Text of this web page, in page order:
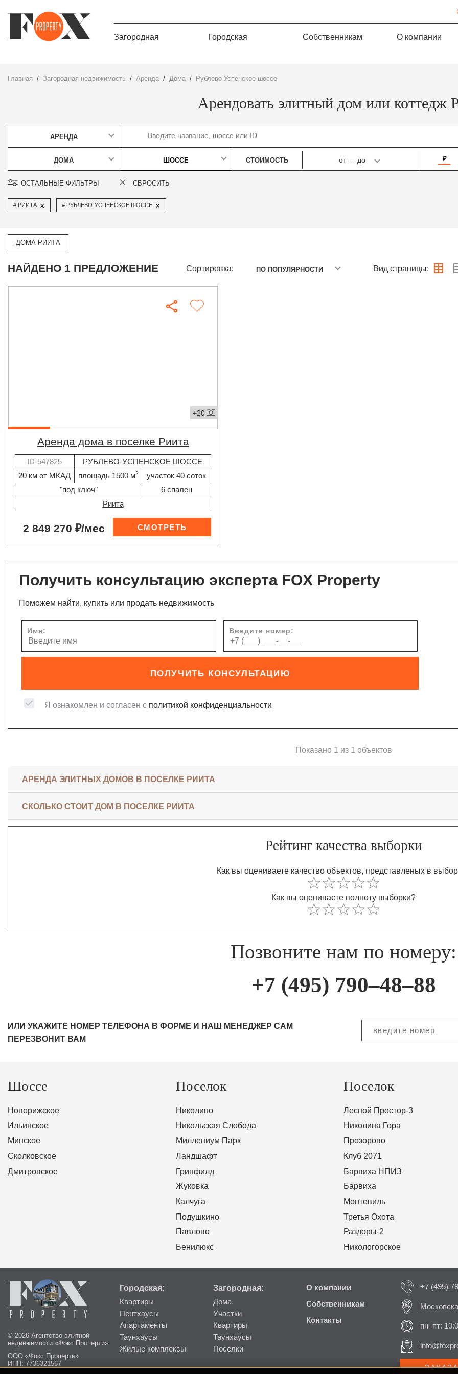
Загородная Городская Собственникам О компании
Главная Загородная недвижимость Аренда дома Рублево-Успенское шоссе
Арендовать элитный дом или коттедж
АРЕНДА
ДОМА ШОССЕ СТОИМОСТЬ от—до ₽
ОСТАЛЬНЫЕ ФИЛЬТРЫ СБРОСИТЬ
РИИТА × РУБЛЕВО-УСПЕНСКОЕ ШОССЕ ×
ДОМА РИИТА
НАЙДЕНО 1 ПРЕДЛОЖЕНИЕ Сортировка: ПО ПОПУЛЯРНОСТИ Вид страницы:
+20
Аренда дома в поселке Риита
ID-547825
РУБЛЕВО-УСПЕНСКОЕ ШОССЕ
20 км от МКАД
площадь 1500 м2
участок 40 соток
"под ключ"
6 спален
Риита
2 849 270 ₽/мес
Получить консультацию эксперта FOX Property
Поможем найти, купить или продать недвижимость
Имя: Введите номер:
ПОЛУЧИТЬ КОНСУЛЬТАЦИЮ
Я ознакомлен и согласен с политикой конфиденциальности
Показано 1 из 1 объектов
АРЕНДА ЭЛИТНЫХ ДОМОВ В ПОСЕЛКЕ РИИТА
СКОЛЬКО СТОИТ ДОМ В ПОСЕЛКЕ РИИТА
Рейтинг качества выборки
Как вы оцениваете качество объектов, представленых в
Как вы оцениваете полноту выборки?
Позвоните нам по номеру:
+7 (495) 790–48–88
ИЛИ УКАЖИТЕ НОМЕР ТЕЛЕФОНА В ФОРМЕ И НАШ МЕНЕДЖЕР САМ
ПЕРЕЗВОНИТ ВАМ
Шоссе
Новорижское
Ильинское
Минское
Сколковское
Дмитровское
Поселок
Николино
Никольская Слобода
Миллениум Парк
Ландшафт
Гринфилд
Жуковка
Калчуга
Подушкино
Павлово
Бенилюкс
Поселок
Лесной Простор-3
Николина Гора
Прозорово
Клуб 2071
Барвиха НПИЗ
Барвиха
Монтевиль
Третья Охота
Раздоры-2
Никологорское
© 2026 Агентство элитной
недвижимости «Фокс Проперти»
ООО «Фокс Проперти»
ИНН: 7736321567
Городская:
Квартиры
Пентхаусы
Апартаменты
Таунхаусы
Жилые комплексы
Загородная:
Дома
Участки
Квартиры
Таунхаусы
Поселки
О компании
Собственникам
Контакты
+7 (495)
пн–пт: